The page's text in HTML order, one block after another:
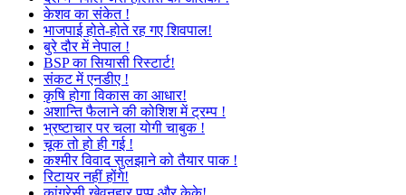
केशव का संकेत !
भाजपाई होते-होते रह गए शिवपाल!
बुरे दौर में नेपाल !
BSP का सियासी रिस्टार्ट!
संकट में एनडीए !
कृषि होगा विकास का आधार!
अशान्ति फैलाने की कोशिश में ट्रम्प !
भ्रष्टाचार पर चला योगी चाबुक !
चूक तो हो ही गई !
कश्मीर विवाद सुलझाने को तैयार पाक !
रिटायर नहीं होंगे!